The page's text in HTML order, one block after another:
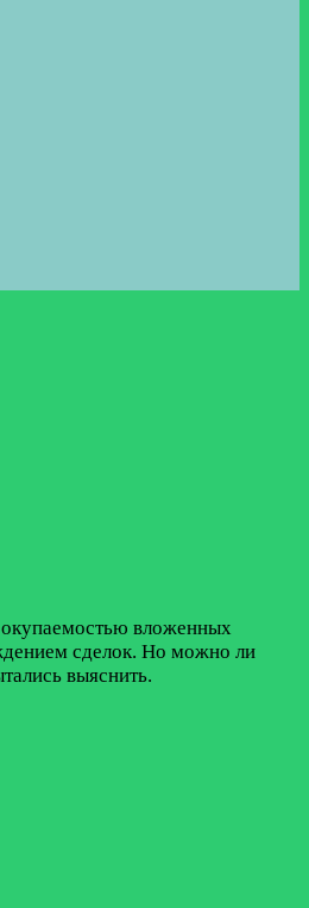
окупаемостью вложенных
сделок. Но можно ли
выяснить.